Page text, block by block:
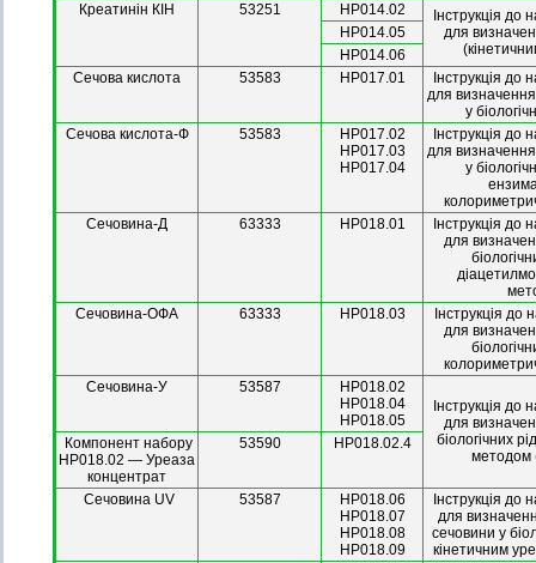
Креатинін КІН
53251 HP014.02
Інструкція до
для
HP014.05
HP014.06
Сечова кислота
53583 HP017.01
Інструкція до
для
у
Сечова кислота-Ф
53583
HP017.02
HP017.03
HP017.04
Інструкція до
для
у
Сечовина-Д
63333 HP018.01
Інструкція до
для
Сечовина-ОФА
63333 HP018.03
Інструкція до
для
Сечовина-У
53587
HP018.02
HP018.04
HP018.05
Інструкція до
для
біологічних
методом
Компонент набору
HP018.02 — Уреаза
концентрат
53590 НР018.02.4
Сечовина UV 53587
HP018.06
HP018.07
HP018.08
HP018.09
Інструкція до
для
сечовини у
кінетичним